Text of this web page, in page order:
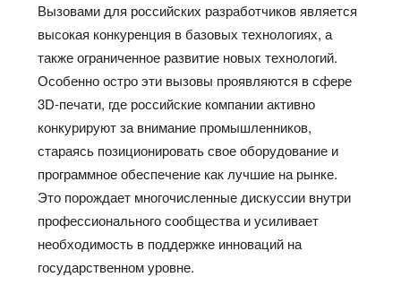
Вызовами для российских разработчиков является
высокая конкуренция в базовых технологиях, а
также ограниченное развитие новых технологий.
Особенно остро эти вызовы проявляются в сфере
3D-печати, где российские компании активно
конкурируют за внимание промышленников,
стараясь позиционировать свое оборудование и
программное обеспечение как лучшие на рынке.
Это порождает многочисленные дискуссии внутри
профессионального сообщества и усиливает
необходимость в поддержке инноваций на
государственном уровне.